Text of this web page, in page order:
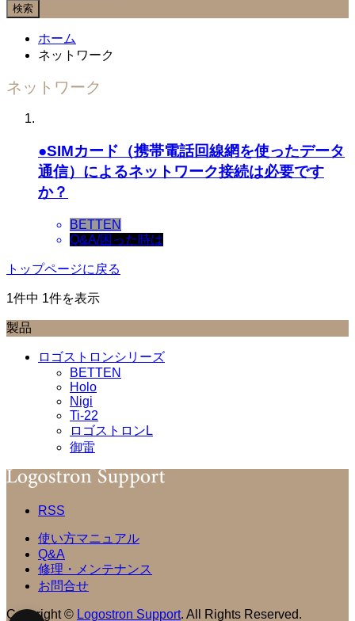
ホーム
ネットワーク
ネットワーク
●SIMカード（携帯電話回線網を使ったデータ
通信）によるネットワーク接続は必要です
か？
BETTEN
Q&A/困った時は
トップページに戻る
1件中 1件を表示
製品
ロゴストロンシリーズ
BETTEN
Holo
Nigi
Ti-22
ロゴストロンL
御雷
RSS
使い方マニュアル
Q&A
修理・メンテナンス
お問合せ
Copyright© Logostron Support. All Rights Reserved.